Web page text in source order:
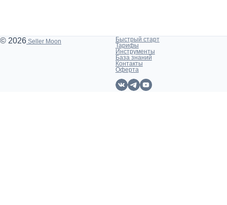
© 2026 Seller Moon
Быстрый старт
Тарифы
Инструменты
База знаний
Контакты
Оферта